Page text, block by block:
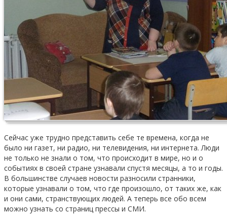
Сейчас уже трудно представить себе те времена, когда не
было ни газет, ни радио, ни телевидения, ни интернета. Люди
не только не знали о том, что происходит в мире, но и о
событиях в своей стране узнавали спустя месяцы, а то и годы.
В большинстве случаев новости разносили странники,
которые узнавали о том, что где произошло, от таких же, как
и они сами, странствующих людей. А теперь все обо всем
можно узнать со страниц прессы и СМИ.